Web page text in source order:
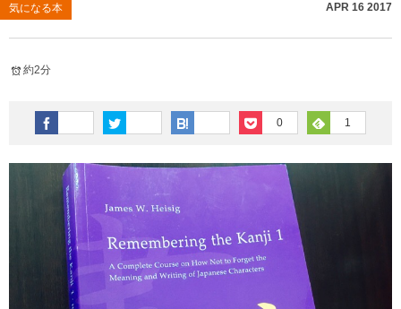
気になる本 APR 16 2017
約2分
0 1
TOEIC700点への道
英単語
その他英語関連
神戸
行ってきたあれこれ
旅行関連あれこれ
健康あれこれ
美容あれこれ